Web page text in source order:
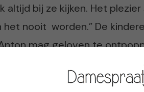
bij ze kijken. Het
nooit worden.” De
mag geloven te
5 uur per week voor
mee te komen trainen.